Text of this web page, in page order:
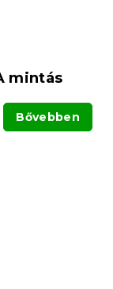
mintás
Bővebben